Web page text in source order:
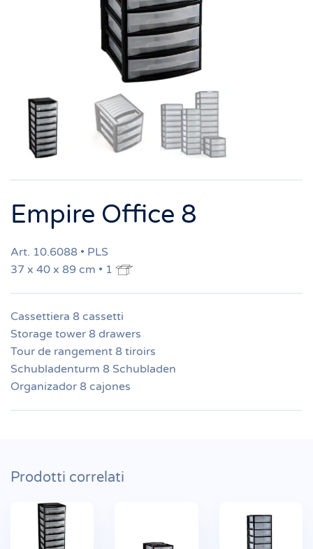
Empire Office 8
Art. 10.6088 • PLS
37 x 40 x 89 cm • 1
Cassettiera 8 cassetti
Storage tower 8 drawers
Tour de rangement 8 tiroirs
Schubladenturm 8 Schubladen
Organizador 8 cajones
Prodotti correlati